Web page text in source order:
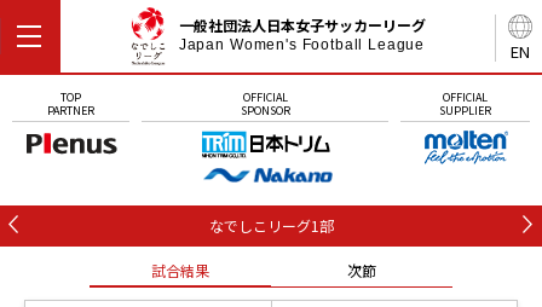
EN
一般社団法人日本女子サッカーリーグ
Japan Women's Football League
TOP
PARTNER
OFFICIAL
SPONSOR
OFFICIAL
SUPPLIER
なでしこリーグ1部
試合結果 次節